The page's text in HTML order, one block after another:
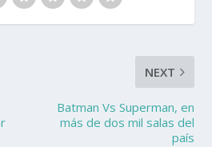
NEXT
Batman Vs Superman, en
más de dos mil salas del
país